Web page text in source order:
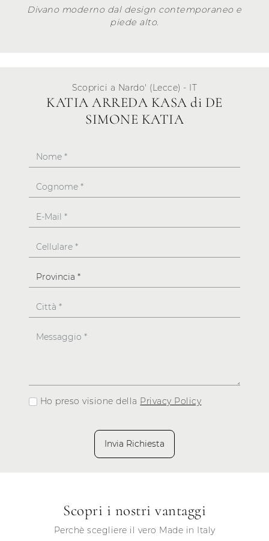
Divano moderno dal design contemporaneo e
piede alto.
Scoprici a Nardo' (Lecce) - IT
KATIA ARREDA KASA di DE
SIMONE KATIA
Ho preso visione della Privacy Policy
Invia Richiesta
Scopri i nostri vantaggi
Perchè scegliere il vero Made in Italy